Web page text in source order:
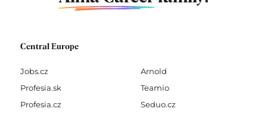
Central Europe
Jobs.cz
Profesia.sk
Profesia.cz
Arnold
Teamio
Seduo.cz